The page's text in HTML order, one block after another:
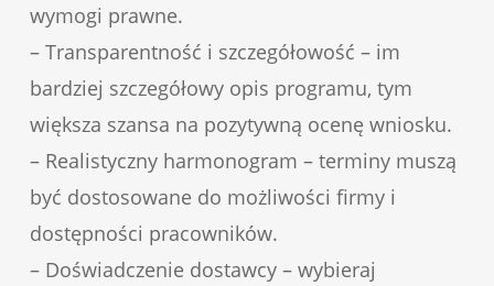
wymogi prawne.
– Transparentność i szczegółowość – im
bardziej szczegółowy opis programu, tym
większa szansa na pozytywną ocenę wniosku.
– Realistyczny harmonogram – terminy muszą
być dostosowane do możliwości firmy i
dostępności pracowników.
– Doświadczenie dostawcy – wybieraj